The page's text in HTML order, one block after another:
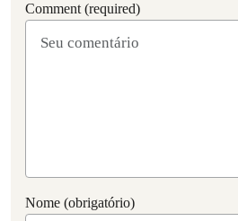
Comment (required)
Nome (obrigatório)